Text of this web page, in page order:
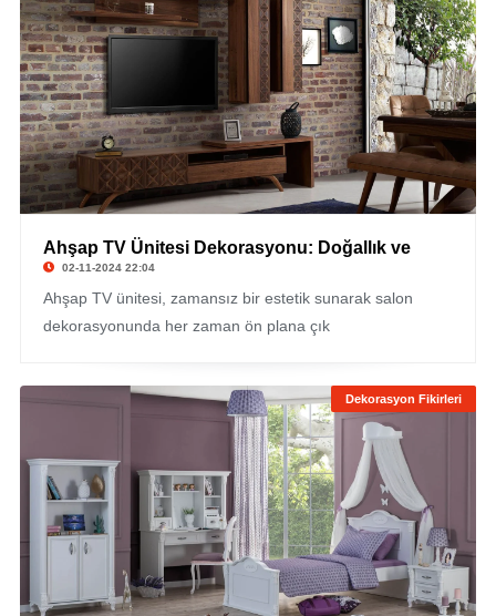
Ahşap TV Ünitesi Dekorasyonu: Doğallık ve
02-11-2024 22:04
Ahşap TV ünitesi, zamansız bir estetik sunarak salon
dekorasyonunda her zaman ön plana çık
Dekorasyon Fikirleri